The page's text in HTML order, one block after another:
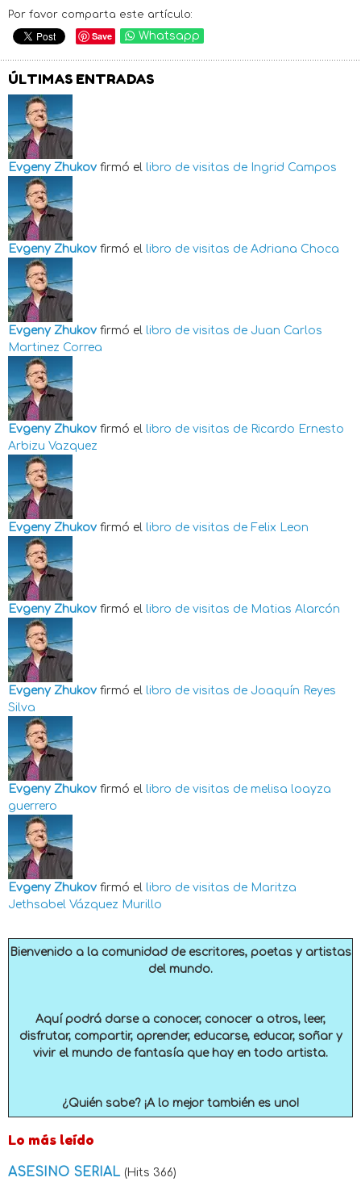
Por favor comparta este artículo:
Save Whatsapp
ÚLTIMAS ENTRADAS
Evgeny Zhukov firmó el libro de visitas de Ingrid Campos
Evgeny Zhukov firmó el libro de visitas de Adriana Choca
Evgeny Zhukov firmó el libro de visitas de Juan Carlos
Martinez Correa
Evgeny Zhukov firmó el libro de visitas de Ricardo Ernesto
Arbizu Vazquez
Evgeny Zhukov firmó el libro de visitas de Felix Leon
Evgeny Zhukov firmó el libro de visitas de Matias Alarcón
Evgeny Zhukov firmó el libro de visitas de Joaquín Reyes
Silva
Evgeny Zhukov firmó el libro de visitas de melisa loayza
guerrero
Evgeny Zhukov firmó el libro de visitas de Maritza
Jethsabel Vázquez Murillo
Bienvenido a la comunidad de escritores, poetas y artistas
del mundo.
Aquí podrá darse a conocer, conocer a otros, leer,
disfrutar, compartir, aprender, educarse, educar, soñar y
vivir el mundo de fantasía que hay en todo artista.
¿Quién sabe? ¡A lo mejor también es uno!
Lo más leído
ASESINO SERIAL (Hits 366)